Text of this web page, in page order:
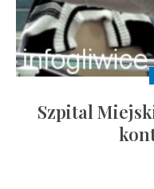
Szpital